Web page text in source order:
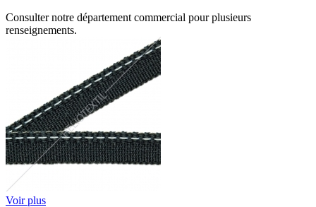
Consulter notre département commercial pour plusieurs
renseignements.
Voir plus